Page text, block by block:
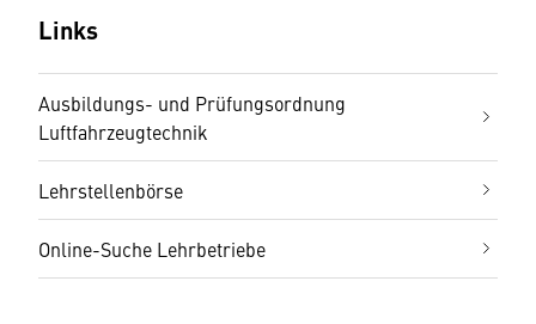
Links
Ausbildungs- und Prüfungsordnung
Luftfahrzeugtechnik
Lehrstellenbörse
Online-Suche Lehrbetriebe